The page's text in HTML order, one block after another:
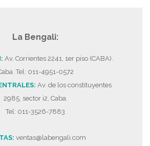
La Bengali:
Av. Corrientes 2241, 1er piso (CABA).
Tel: 011-4951-0572
Av. de los constituyentes
2985, sector i2, Caba.
Tel: 011-3526-7883
ventas@labengali.com